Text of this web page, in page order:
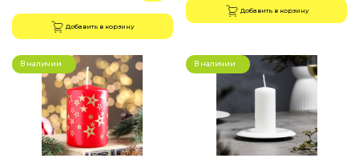
Добавить в корзину
Добавить в корзину
В наличии В наличии